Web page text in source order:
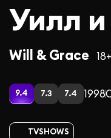
Уилл
Will & Grace 18+
9.4 7.3 7.4 1998
TVSHOWS